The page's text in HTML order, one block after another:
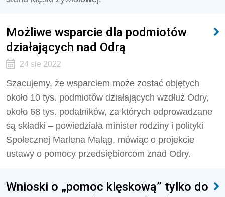
Możliwe wsparcie dla podmiotów
działających nad Odrą
24 sie 2022
Szacujemy, że wsparciem może zostać objętych
około 10 tys. podmiotów działających wzdłuż Odry,
około 68 tys. podatników, za których odprowadzane
są składki – powiedziała minister rodziny i polityki
Społecznej Marlena Maląg, mówiąc o projekcie
ustawy o pomocy przedsiębiorcom znad Odry.
Wnioski o „pomoc klęskową” tylko do